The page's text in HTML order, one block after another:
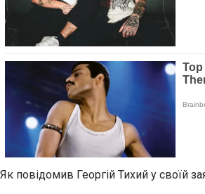
Як повідомив Георгій Тихий у своїй